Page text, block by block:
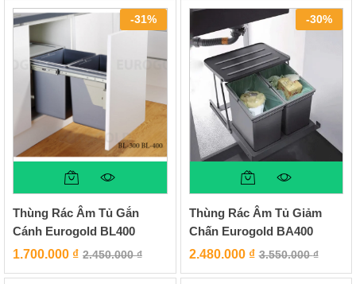
-31%
Thùng Rác Âm Tủ Gắn
Cánh Eurogold BL400
1.700.000 ₫ 2.450.000₫
-30%
Thùng Rác Âm Tủ Giảm
Chấn Eurogold BA400
2.480.000 ₫ 3.550.000₫